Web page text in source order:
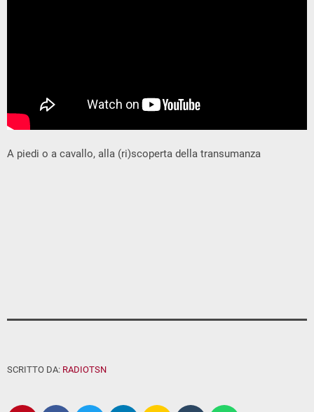
A piedi o a cavallo, alla (ri)scoperta della transumanza
SCRITTO DA: RADIOTSN